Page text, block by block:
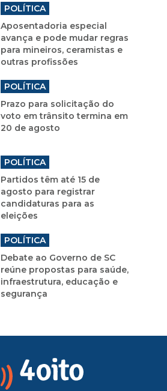
POLÍTICA
Aposentadoria especial
avança e pode mudar regras
para mineiros, ceramistas e
outras profissões
POLÍTICA
Prazo para solicitação do
voto em trânsito termina em
20 de agosto
POLÍTICA
Partidos têm até 15 de
agosto para registrar
candidaturas para as
eleições
POLÍTICA
Debate ao Governo de SC
reúne propostas para saúde,
infraestrutura, educação e
segurança